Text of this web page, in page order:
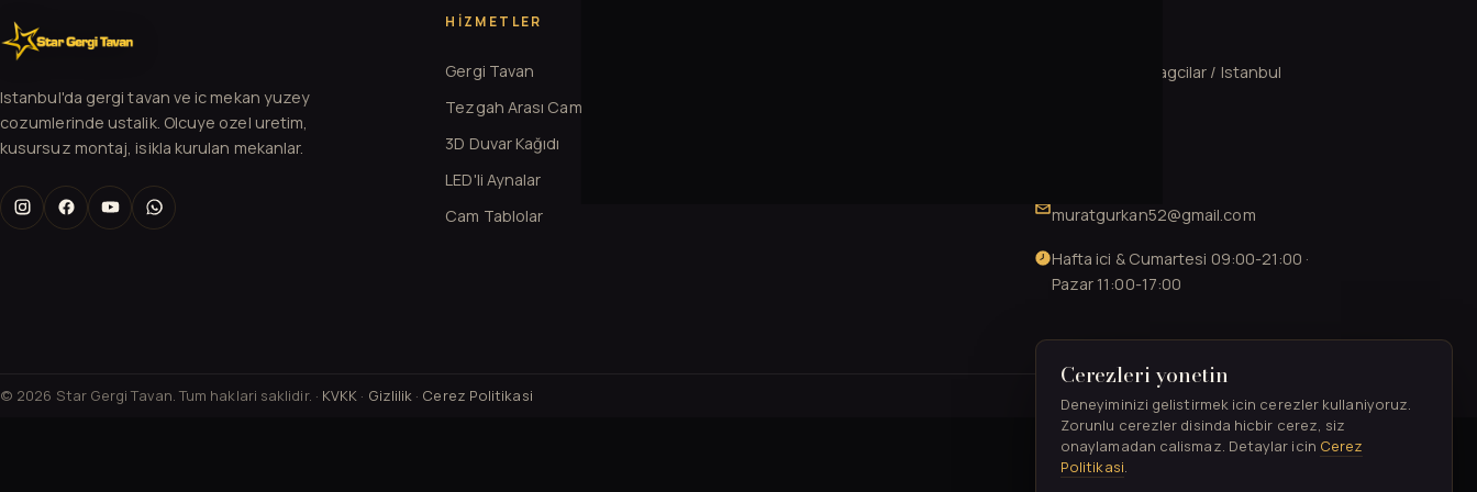
Istanbul'da gergi tavan ve ic mekan yuzey
cozumlerinde ustalik. Olcuye ozel uretim,
kusursuz montaj, isikla kurulan mekanlar.
HIZMETLER
Gergi Tavan
Tezgah Arası Cam
3D Duvar Kağıdı
LED'li Aynalar
Cam Tablolar
Mahmutbey, Bagcilar / Istanbul
muratgurkan52@gmail.com
Hafta ici & Cumartesi 09:00-21:00 ·
Pazar 11:00-17:00
© 2026 Star Gergi Tavan. Tum haklari saklidir. · KVKK · Gizlilik · Cerez Politikasi TASARIM & GELISTIRME
Cerezleri yonetin
Deneyiminizi gelistirmek icin cerezler kullaniyoruz.
Zorunlu cerezler disinda hicbir cerez, siz
onaylamadan calismaz. Detaylar icin Cerez
Politikasi.